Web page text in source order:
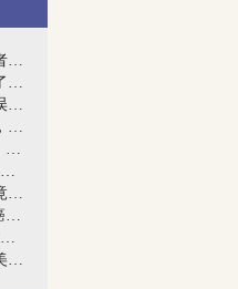
今夜虹桥机场注定无眠，天佑逆行者，武汉...
武汉封城后，这支上海的队伍进去了！沪首...
5位院士集体发声：5个最坑人养生误区，一...
最新！美德宣布癌症疫苗大获成功，癌细胞...
三大院士呼吁：99%的血栓无征兆，记住一...
悲剧！8岁小女孩头晕送医死亡，尸检结果...
夫妻双双手术换掉膝盖，罪魁祸首竟是坚持...
“棋圣”聂卫平患癌后的反思：远离癌症，...
武汉连线| 四天不眠不休生死大营救，她还...
中国患癌率走高，美国却在降低。美国20年...